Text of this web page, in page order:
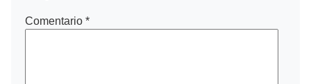
Comentario *